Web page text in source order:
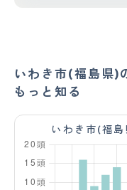
いわき市(福島県)
もっと知る
いわき市(福